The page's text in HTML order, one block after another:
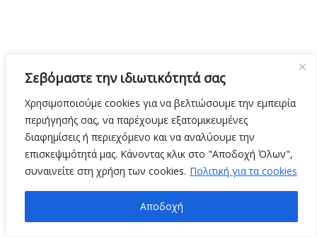
Σεβόμαστε την ιδιωτικότητά σας
Χρησιμοποιούμε cookies για να βελτιώσουμε την εμπειρία
περιήγησής σας, να παρέχουμε εξατομικευμένες
διαφημίσεις ή περιεχόμενο και να αναλύουμε την
επισκεψιμότητά μας. Κάνοντας κλικ στο "Αποδοχή Όλων",
συναινείτε στη χρήση των cookies. Πολιτική για τα cookies
Αποδοχή